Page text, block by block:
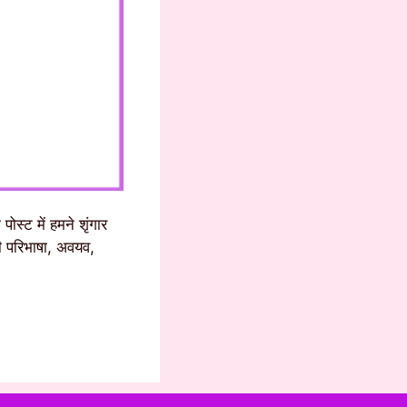
में हमने शृंगार
अवयव,